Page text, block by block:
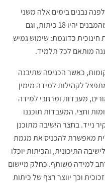
נבנים בימים אלה משני
צידי הפארק שברחוב רימון. בכל אחד מהמבנים יהיו 18 כיתות, וגם
כדוגמת: שימוש גמיש
מותאם לכל תלמיד.
כאשר הכניסה שתיבנה
לקהילות למידה מימין
מעבדות ומרחבי למידה
וחצי. המעבדות תוכננו
נייד. בחצר הישיבה מתוכנן
מאפשרת להכניס את מגמת
התיכונית, והכיתות יוכלו
למידה משותף. כחלק מיישום
וכך יווצר רצף של כיתות